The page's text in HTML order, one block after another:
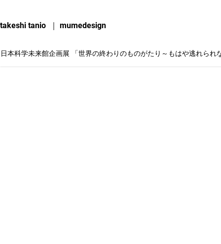
takeshi tanio ｜ mumedesign
日本科学未来館企画展 「世界の終わりのものがたり～もはや逃れられ